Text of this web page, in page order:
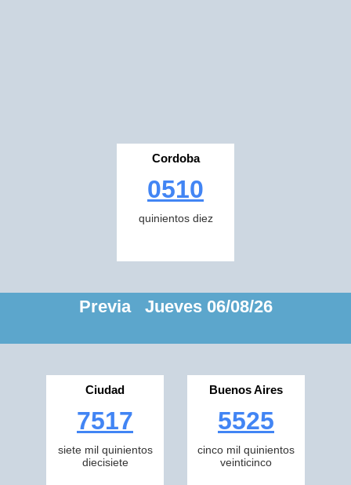
Cordoba
0510
quinientos diez
Previa Jueves 06/08/26
Ciudad
7517
siete mil quinientos
diecisiete
Buenos Aires
5525
cinco mil quinientos
veinticinco